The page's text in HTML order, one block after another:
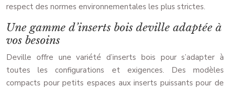
respect des normes environnementales les plus strictes.
Une gamme d’inserts bois deville adaptée à
vos besoins
Deville offre une variété d’inserts bois pour s’adapter à
toutes les configurations et exigences. Des modèles
compacts pour petits espaces aux inserts puissants pour de